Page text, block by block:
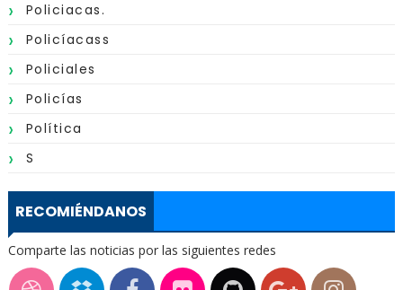
Policiacas.
Policíacass
Policiales
Policías
Política
S
RECOMIÉNDANOS
Comparte las noticias por las siguientes redes